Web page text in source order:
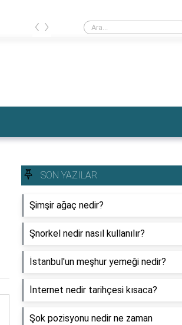
İngiltere'nin en meşhur yemeği nedir?
‹ ›
SON YAZILAR
Şimşir ağaç nedir?
Şnorkel nedir nasıl kullanılır?
İstanbul'un meşhur yemeği nedir?
İnternet nedir tarihçesi kısaca?
Şok pozisyonu nedir ne zaman